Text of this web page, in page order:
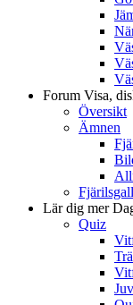
Forum Visa,
Översikt
Ämnen
Lär dig mer
Quiz